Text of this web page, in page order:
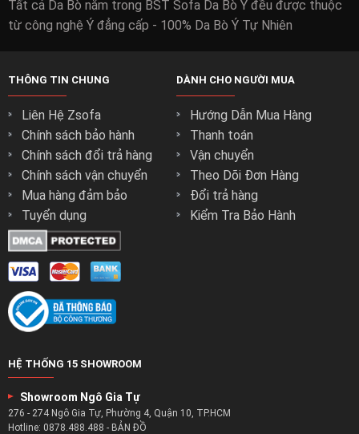
Tất cả Da Bò nằm trong BST Sofa Da Bò Ý đều được thuộc
từ công nghệ Ý đẳng cấp - 100% Da Bò Ý Tự Nhiên
THÔNG TIN CHUNG
Liên Hệ Zsofa
Chính sách bảo hành
Chính sách đổi trả hàng
Chính sách vận chuyển
Mua hàng đảm bảo
Tuyển dụng
DÀNH CHO NGƯỜI MUA
Hướng Dẫn Mua Hàng
Thanh toán
Vận chuyển
Theo Dõi Đơn Hàng
Đổi trả hàng
Kiểm Tra Bảo Hành
HỆ THỐNG 15 SHOWROOM
Showroom Ngô Gia Tự
276 - 274 Ngô Gia Tự, Phường 4, Quận 10, TP.HCM
Hotline: 0878.488.488 - BẢN ĐỒ